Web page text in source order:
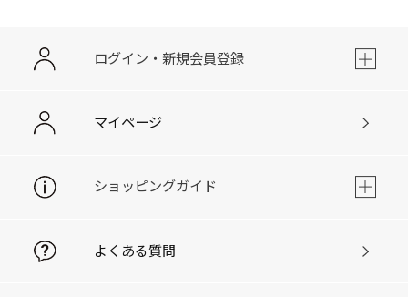
ログイン・新規会員登録
マイページ
ショッピングガイド
よくある質問